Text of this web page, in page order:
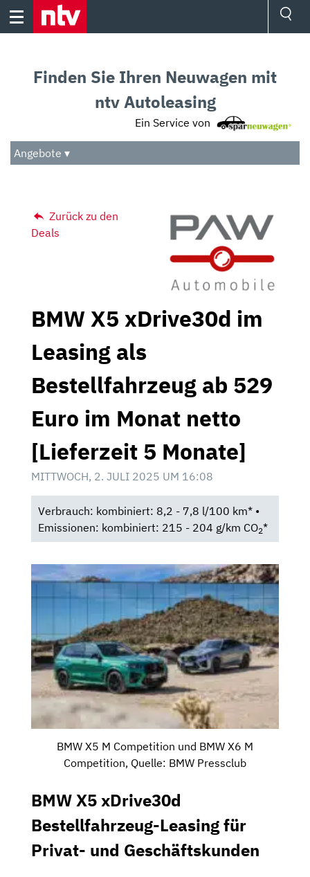
Skip
Audio
Das Beste
Finden Sie Ihren Neuwagen mit
ntv Autoleasing
Ein Service von
Angebote ▾
Zurück zu den
Deals
BMW X5 xDrive30d im
Leasing als
Bestellfahrzeug ab 529
Euro im Monat netto
[Lieferzeit 5 Monate]
MITTWOCH, 2. JULI 2025 UM 16:08
Verbrauch: kombiniert: 8,2 - 7,8 l/100 km* •
Emissionen: kombiniert: 215 - 204 g/km CO2*
BMW X5 M Competition und BMW X6 M
Competition, Quelle: BMW Pressclub
BMW X5 xDrive30d
Bestellfahrzeug-Leasing für
Privat- und Geschäftskunden